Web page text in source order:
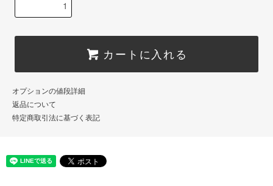
カートに入れる
オプションの値段詳細
返品について
特定商取引法に基づく表記